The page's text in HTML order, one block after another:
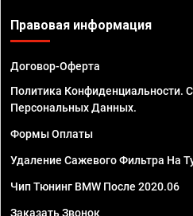
Правовая информация
Договор-Оферта
Политика Конфиденциальности.
Персональных Данных.
Формы Оплаты
Удаление Сажевого Фильтра На
Чип Тюнинг BMW После 2020.06
Заказать Звонок